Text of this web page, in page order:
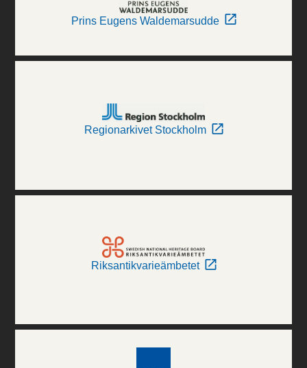
Prins Eugens Waldemarsudde
Regionarkivet Stockholm
Riksantikvarieämbetet